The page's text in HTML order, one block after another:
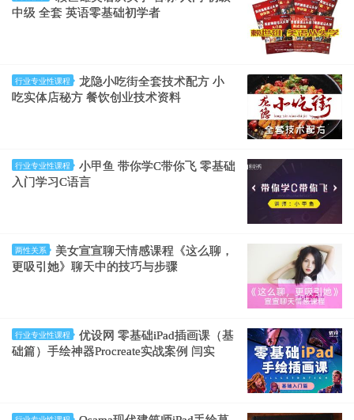
中级 全套 英语零基础初学者
行业专业性课程
龙隐小吃街全套技术配方 小
吃实体店秘方 餐饮创业技术资料
行业专业性课程
小甲鱼 带你学C带你飞 零基础
入门学习C语言
两性关系
美女宣宣聊天情感课程《这么聊，
更吸引她》聊天中的技巧与步骤
行业专业性课程
优设网 零基础iPad插画课（基
础篇）手绘神器Procreate实战案例 闫实